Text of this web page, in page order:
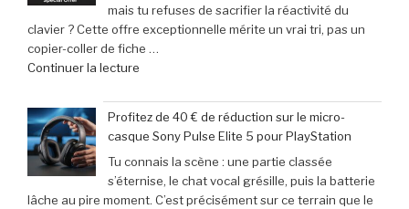
incontournable
des
nouveautés
pas
manquer
en
juin
2026 »
mais tu refuses de sacrifier la réactivité du
clavier ? Cette offre exceptionnelle mérite un vrai tri, pas un
copier-coller de fiche …
Continuer la lecture
exceptionnelle
:
le
clavier
Corsair
K70
Profitez de 40 € de réduction sur le micro-
casque Sony Pulse Elite 5 pour PlayStation
Tu connais la scène : une partie classée
s’éternise, le chat vocal grésille, puis la batterie
lâche au pire moment. C’est précisément sur ce terrain que le